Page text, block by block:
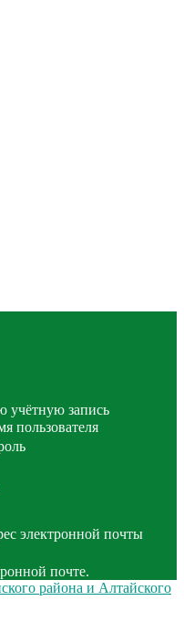
учётную запись
пользователя
электронной почты
почте.
района и Алтайского